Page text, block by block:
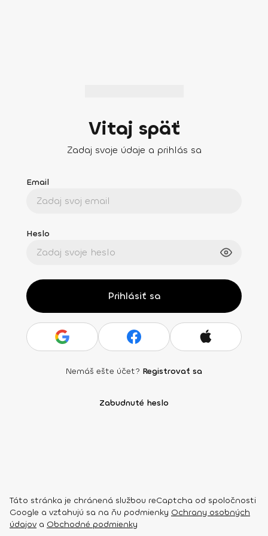
Vitaj späť
Zadaj svoje údaje a prihlás sa
Email
Heslo
Prihlásiť sa
Nemáš ešte účet? Registrovať sa
Zabudnuté heslo
Táto stránka je chránená službou reCaptcha od spoločnosti
Google a vzťahujú sa na ňu podmienky Ochrany osobných
údajov a Obchodné podmienky